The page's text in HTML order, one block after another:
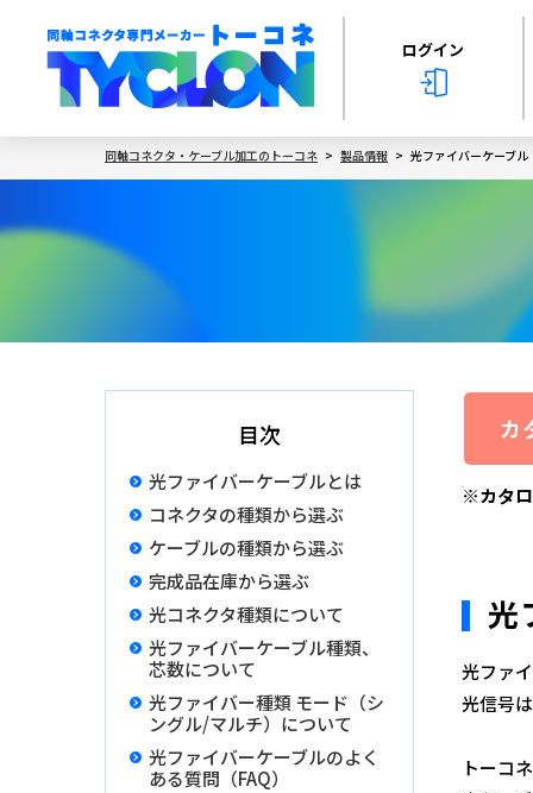
ログイン
同軸コネクタ・ケーブル加工のトーコネ 製品情報 光ファイバーケーブル
カ
※カタロ
光
光ファ
光信号
トーコ
目次
光ファイバーケーブルとは
コネクタの種類から選ぶ
ケーブルの種類から選ぶ
完成品在庫から選ぶ
光コネクタ種類について
光ファイバーケーブル種類、
芯数について
光ファイバー種類 モード（シ
ングル/マルチ）について
光ファイバーケーブルのよく
ある質問（FAQ）